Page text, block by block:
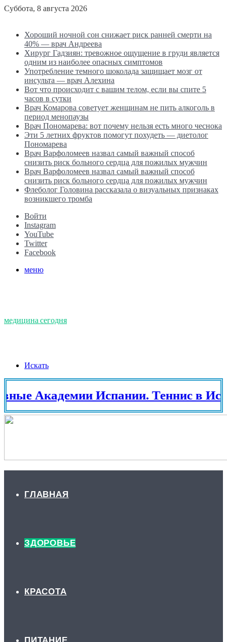
Суббота, 8 августа 2026
Хороший ночной сон снижает риск ранней смерти на
40% — врач Андреева
Хирург Гадзиян: тревожное ощущение в груди является
одним из наиболее опасных симптомов
Употребление темного шоколада защищает мозг от
инсульта — врач Алехина
Вот что происходит с вашим телом, если вы спите 5
часов в сутки
Врач Комарова советует женщинам не пить алкоголь в
период менопаузы
Врач Пономарева: вот почему нельзя есть много чеснока
Эти 5 летних фруктов помогут похудеть — диетолог
Пономарева
Врач Варфоломеев назвал самый важный способ
снизить риск больного сердца для пожилых мужчин
Врач Варфоломеев назвал самый важный способ
снизить риск больного сердца для пожилых мужчин
Флеболог Головина рассказала о визуальных признаках
возникшего тромба
Войти
Instagram
YouTube
Twitter
Facebook
меню
медицина сегодня
Искать
Испании. Теннис в
ГЛАВНАЯ
ЗДОРОВЬЕ
КРАСОТА